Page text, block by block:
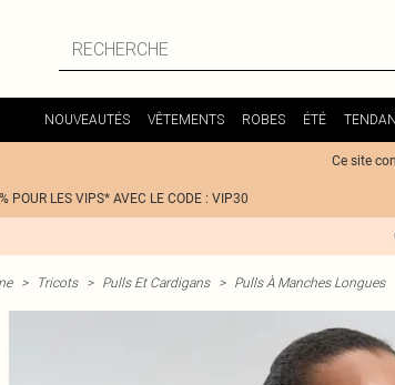
NOUVEAUTÉS VÊTEMENTS ROBES ÉTÉ
Ce site
POUR LES VIPS* AVEC LE CODE : VIP30
> Tricots > Pulls Et Cardigans > Pulls À Manches Longues